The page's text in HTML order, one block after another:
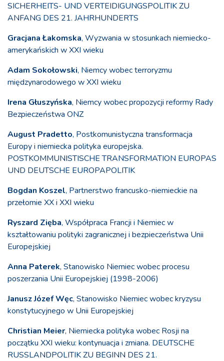
SICHERHEITS- UND VERTEIDIGUNGSPOLITIK ZU
ANFANG DES 21. JAHRHUNDERTS
Gracjana Łakomska, Wyzwania w stosunkach niemiecko-
amerykańskich w XXI wieku
Adam Sokołowski, Niemcy wobec terroryzmu
międzynarodowego w XXI wieku
Irena Głuszyńska, Niemcy wobec propozycji reformy Rady
Bezpieczeństwa ONZ
August Pradetto, Postkomunistyczna transformacja
Europy i niemiecka polityka europejska.
POSTKOMMUNISTISCHE TRANSFORMATION EUROPAS
UND DEUTSCHE EUROPAPOLITIK
Bogdan Koszel, Partnerstwo francusko-niemieckie na
przełomie XX i XXI wieku
Ryszard Zięba, Współpraca Francji i Niemiec w
kształtowaniu polityki zagranicznej i bezpieczeństwa Unii
Europejskiej
Anna Paterek, Stanowisko Niemiec wobec procesu
poszerzania Unii Europejskiej (1998-2006)
Janusz Józef Węc, Stanowisko Niemiec wobec kryzysu
konstytucyjnego w Unii Europejskiej
Christian Meier, Niemiecka polityka wobec Rosji na
początku XXI wieku: kontynuacja i zmiana. DEUTSCHE
RUSSLANDPOLITIK ZU BEGINN DES 21.